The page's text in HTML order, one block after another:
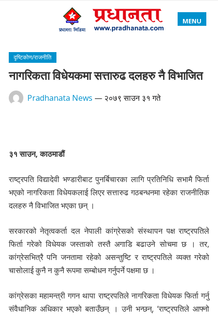
MENU
दृष्टिकोण/राजनीति
नागरिकता विधेयकमा सत्तारुढ दलहरु नै विभाजित
Pradhanata News — २०७९ साउन ३१ गते
३१ साउन, काठमाडौं
राष्ट्रपति विद्यादेवी भण्डारीबाट पुनर्बिचारका लागि प्रतिनिधि सभामै फिर्ता
भएको नागरिकता विधेयकलाई लिएर सत्तारुढ गठबन्धनमा रहेका राजनीतिक
दलहरु नै विभाजित भएका छन् ।
सरकारको नेतृत्वकर्ता दल नेपाली कांग्रेसको संस्थापन पक्ष राष्ट्रपतिले
फिर्ता गरेको विधेयक जस्ताको तस्तै अगाडि बढाउने सोचमा छ । तर,
कांग्रेसभित्रै पनि जनतामा रहेको असन्तुष्टि र राष्ट्रपतिले व्यक्त गरेको
चासोलाई कुनै न कुनै रूपमा सम्बोधन गर्नुपर्ने पक्षमा छ ।
कांग्रेसका महामन्त्री गगन थापा राष्ट्रपतिले नागरिकता विधेयक फिर्ता गर्नु
संवैधानिक अधिकार भएको बताउँछन् । उनी भन्छन्, ‘राष्ट्रपतिले आफ्नो